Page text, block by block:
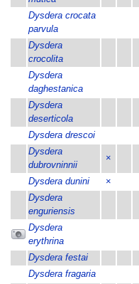
Dysdera crocata
parvula
Dysdera
crocolita
Dysdera
daghestanica
Dysdera
deserticola
Dysdera drescoi
Dysdera
dubrovninnii
×
Dysdera dunini ×
Dysdera
enguriensis
Dysdera
erythrina
Dysdera festai
Dysdera fragaria